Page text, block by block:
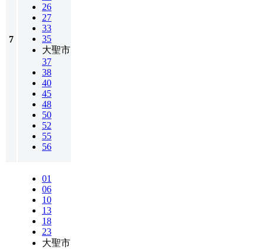
7
26
27
33
35
大聖市
37
38
40
45
48
50
52
55
56
01
06
10
13
18
23
大聖市